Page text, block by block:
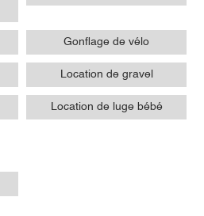
Gonflage de vélo
Location de gravel
Location de luge bébé